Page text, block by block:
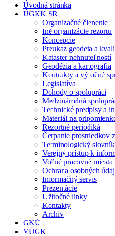
Úvodná stránka
ÚGKK SR
Organizačné členenie
Iné organizácie rezortu
Koncepcie
Preukaz geodeta a
Kataster nehnuteľností
Geodézia a kartografia
Kontrakty a výročné
Legislatíva
Dohody o spolupráci
Medzinárodná
Technické predpisy a
Materiál na
Rezortné periodiká
Čerpanie prostriedkov
Terminologický slovník
Verejný prístup k
Voľné pracovné miesta
Ochrana osobných
Informačný servis
Prezentácie
Užitočné linky
Kontakty
Archív
GKÚ
VÚGK